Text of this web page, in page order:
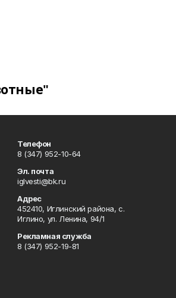
Телефон
8 (347) 952-10-64
Эл. почта
iglvesti@bk.ru
Адрес
452410, Иглинский района, с.
Иглино, ул. Ленина, 94/1
Рекламная служба
8 (347) 952-19-81